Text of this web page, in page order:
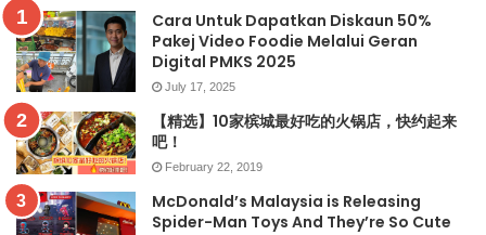
Cara Untuk Dapatkan Diskaun 50%
Pakej Video Foodie Melalui Geran
Digital PMKS 2025
July 17, 2025
【精选】10家槟城最好吃的火锅店，快约起来
吧！
February 22, 2019
McDonald’s Malaysia is Releasing
Spider-Man Toys And They’re So Cute